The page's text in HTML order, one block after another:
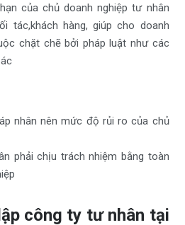
của chủ doanh nghiệp tư nhân
tác,khách hàng, giúp cho doanh
chặt chẽ bởi pháp luật như các
nhân nên mức độ rủi ro của chủ
phải chịu trách nhiệm bằng toàn
công ty tư nhân tại